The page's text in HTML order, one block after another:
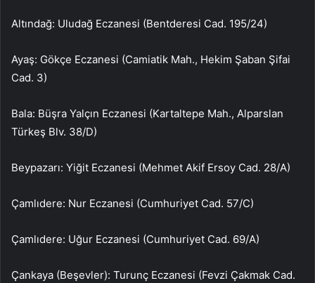
Altındağ: Uludağ Eczanesi (Bentderesi Cad. 195/24)
Ayaş: Gökçe Eczanesi (Camiatik Mah., Hekim Şaban Şifai
Cad. 3)
Bala: Büşra Yalçın Eczanesi (Kartaltepe Mah., Alparslan
Türkeş Blv. 38/D)
Beypazarı: Yiğit Eczanesi (Mehmet Akif Ersoy Cad. 28/A)
Çamlıdere: Nur Eczanesi (Cumhuriyet Cad. 57/C)
Çamlıdere: Uğur Eczanesi (Cumhuriyet Cad. 69/A)
Çankaya (Beşevler): Turunç Eczanesi (Fevzi Çakmak Cad.